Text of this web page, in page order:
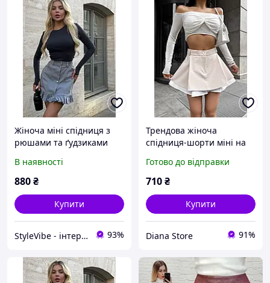
Жіноча міні спідниця з
рюшами та ґудзиками
В наявності
880₴
Купити
StyleVibe - інтернет-магазин жіночого одягу 93%
Трендова жіноча
спідниця-шорти міні на
високою талією чорна
беж S-M M-L
Готово до відправки
710₴
Купити
Diana Store 91%